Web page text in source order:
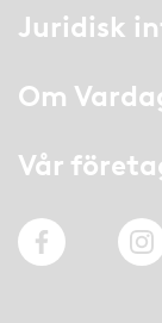
Juridisk
Om
Vår
Facebook